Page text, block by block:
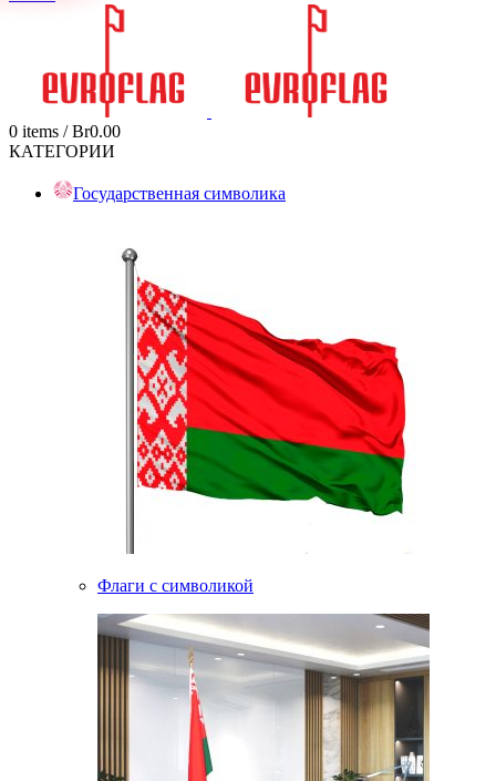
0 items / Br0.00
КАТЕГОРИИ
Государственная символика
Флаги с символикой